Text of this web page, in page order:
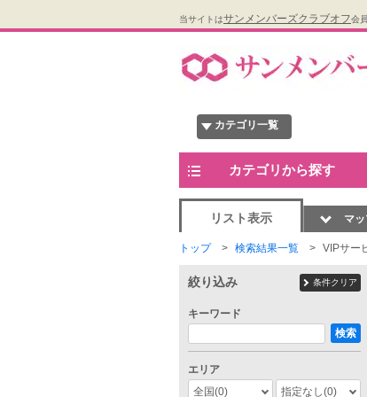
当サイトはサンメンバーズクラブオフ会
カテゴリ一覧
カテゴリから探す
リスト表示 マ
トップ 検索結果一覧 VIPサー
絞り込み 条件クリア
キーワード
検索
エリア
全国(0) 指定なし(0)